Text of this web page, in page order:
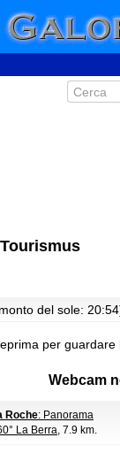
del sole:
per guardare
Webcam
Roche: Panorama
La Berra, 7.9 km.